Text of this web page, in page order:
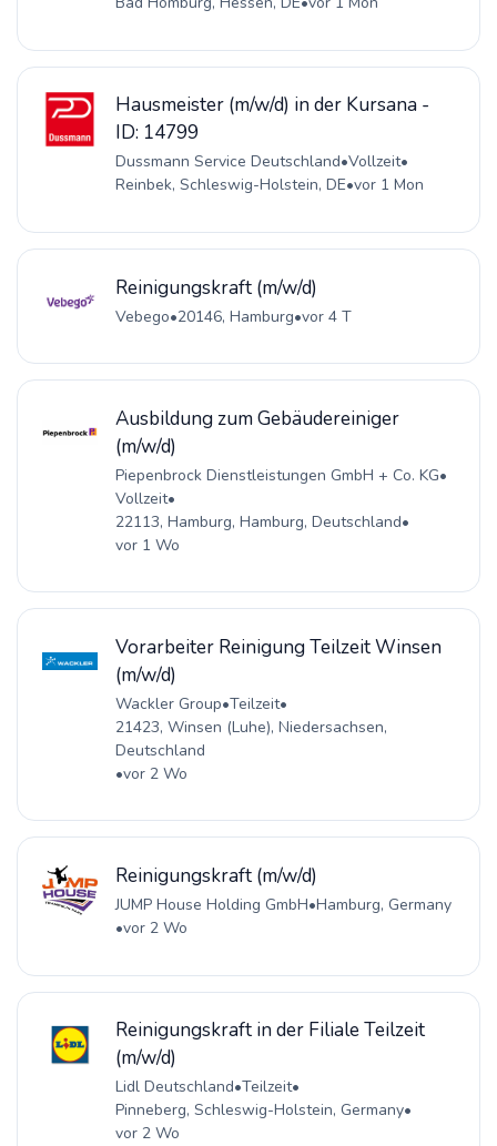
Hausmeister (m/w/d) in der Kursana -
ID: 14799
Dussmann Service Deutschland•Vollzeit•
Reinbek, Schleswig-Holstein, DE•vor 1 Mon
Reinigungskraft (m/w/d)
Vebego•20146, Hamburg•vor 4 T
Ausbildung zum Gebäudereiniger
(m/w/d)
Piepenbrock Dienstleistungen GmbH + Co. KG•
Vollzeit•
22113, Hamburg, Hamburg, Deutschland•
vor 1 Wo
Vorarbeiter Reinigung Teilzeit Winsen
(m/w/d)
Wackler Group•Teilzeit•
21423, Winsen (Luhe), Niedersachsen,
Deutschland
•vor 2 Wo
Reinigungskraft (m/w/d)
JUMP House Holding GmbH•Hamburg, Germany
•vor 2 Wo
Reinigungskraft in der Filiale Teilzeit
(m/w/d)
Lidl Deutschland•Teilzeit•
Pinneberg, Schleswig-Holstein, Germany•
vor 2 Wo